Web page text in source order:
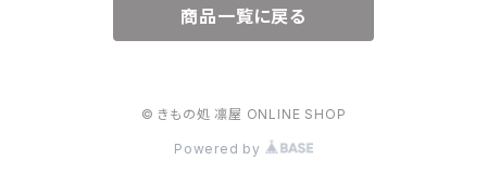
商品一覧に戻る
© きもの処 凛屋 ONLINE SHOP
Powered by